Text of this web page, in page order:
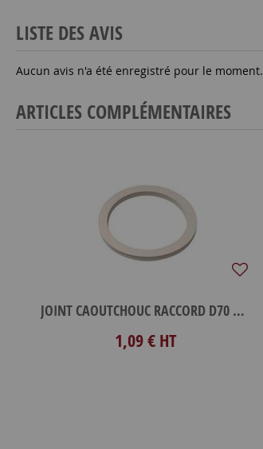
LISTE DES AVIS
Aucun avis n'a été enregistré pour le moment.
ARTICLES COMPLÉMENTAIRES
JOINT CAOUTCHOUC RACCORD D70 MACON
1,09 € HT